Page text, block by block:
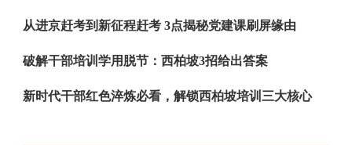
从进京赶考到新征程赶考 3点揭秘党建课刷屏缘由
破解干部培训学用脱节：西柏坡3招给出答案
新时代干部红色淬炼必看，解锁西柏坡培训三大核心